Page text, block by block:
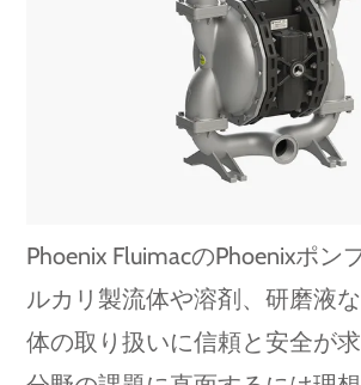
Phoenix FluimacのPhoenixポン
ルカリ製流体や溶剤、研磨液
体の取り扱いに信頼と安全が